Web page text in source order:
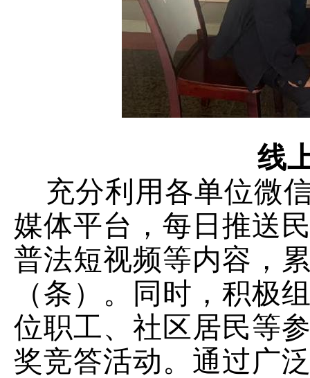
线
充分利用各单位微
媒体平台，每日推送
普法短视频等内容，
（条）。同时，积极
位职工、社区居民等
奖竞答活动。通过广